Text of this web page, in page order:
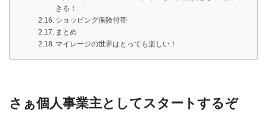
きる！
ショッピング保険付帯
まとめ
マイレージの世界はとっても楽しい！
さぁ個人事業主としてスタートするぞ